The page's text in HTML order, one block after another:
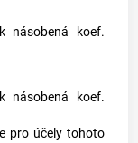
násobená koef.
násobená koef.
pro účely tohoto